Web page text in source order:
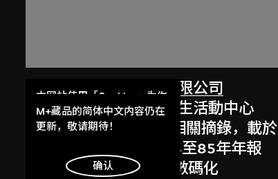
劉榮廣伍振民建築師有限公司
香港中文大學眾志堂學生活動中心
（約1970至1972年）相關摘錄，載於
伍振民建築師事務所84至85年年報
1985年，[2000年代]數碼化
本网站使用「Cookies」为你
提供最好的网站体验。
了解更多
明白
M+藏品的简体中文内容仍在
更新，敬请期待！
确认